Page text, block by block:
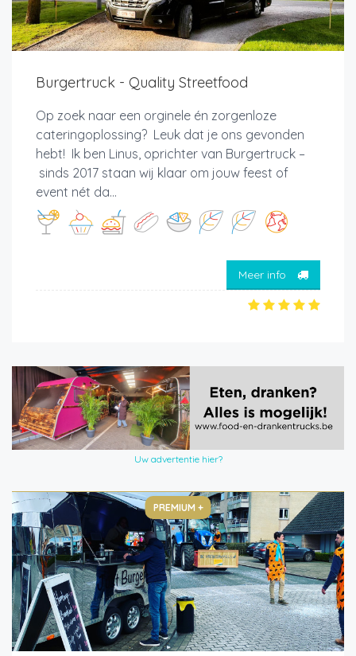
Burgertruck - Quality Streetfood
Op zoek naar een orginele én zorgenloze
cateringoplossing? Leuk dat je ons gevonden
hebt! Ik ben Linus, oprichter van Burgertruck –
sinds 2017 staan wij klaar om jouw feest of
event nét da...
Meer info
Uw advertentie hier?
PREMIUM +